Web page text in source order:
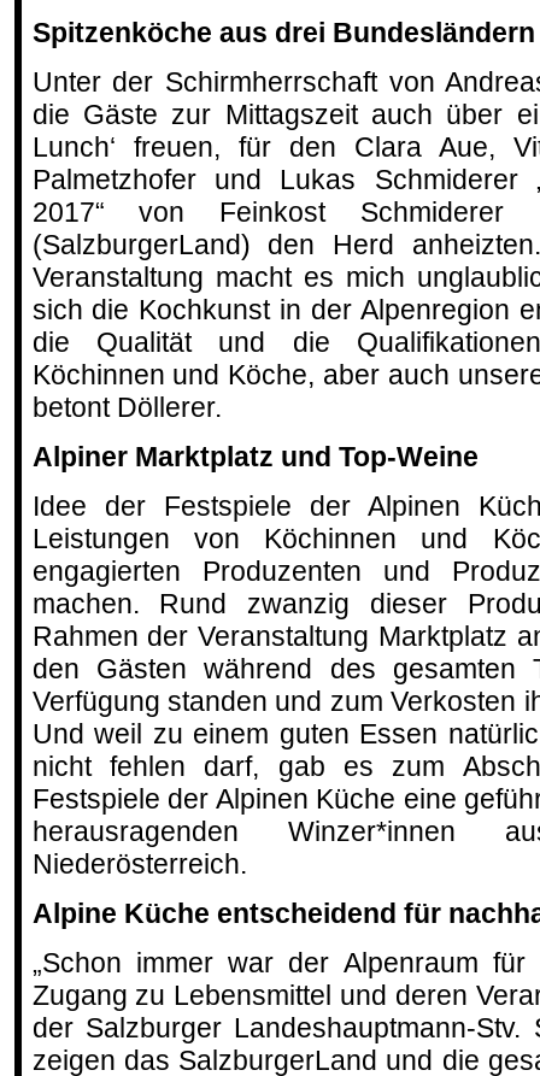
Spitzenköche aus drei
Unter der Schirmherrschaft von
die Gäste zur Mittagszeit auch über
Lunch‘ freuen, für den Clara Aue,
Palmetzhofer und Lukas Schmiderer
2017“ von Feinkost
(SalzburgerLand) den Herd
Veranstaltung macht es mich
sich die Kochkunst in der Alpenregion
die Qualität und die
Köchinnen und Köche, aber auch
betont Döllerer.
Alpiner Marktplatz und Top-Weine
Idee der Festspiele der Alpinen
Leistungen von Köchinnen und
engagierten Produzenten und
machen. Rund zwanzig dieser
Rahmen der Veranstaltung Marktplatz
den Gästen während des gesamten
Verfügung standen und zum Verkosten
Und weil zu einem guten Essen
nicht fehlen darf, gab es zum
Festspiele der Alpinen Küche eine
herausragenden Winzer*innen
Niederösterreich.
Alpine Küche entscheidend für
„Schon immer war der Alpenraum für
Zugang zu Lebensmittel und deren
der Salzburger Landeshauptmann-Stv.
zeigen das SalzburgerLand und die